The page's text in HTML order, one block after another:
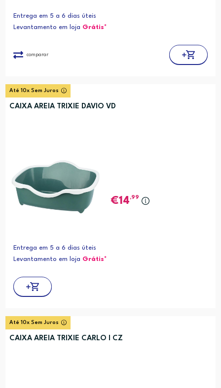
Entrega em 5 a 6 dias úteis
Levantamento em loja Grátis*
comparar
Até 10x Sem Juros
CAIXA AREIA TRIXIE DAVIO VD
14,99
Entrega em 5 a 6 dias úteis
Levantamento em loja Grátis*
Até 10x Sem Juros
CAIXA AREIA TRIXIE CARLO I CZ